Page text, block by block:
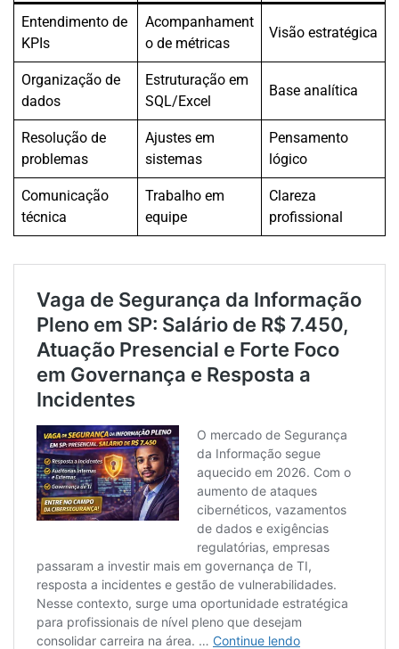
Entendimento de
KPIs
Acompanhament
o de métricas
Visão estratégica
Organização de
dados
Estruturação em
SQL/Excel
Base analítica
Resolução de
problemas
Ajustes em
sistemas
Pensamento
lógico
Comunicação
técnica
Trabalho em
equipe
Clareza
profissional